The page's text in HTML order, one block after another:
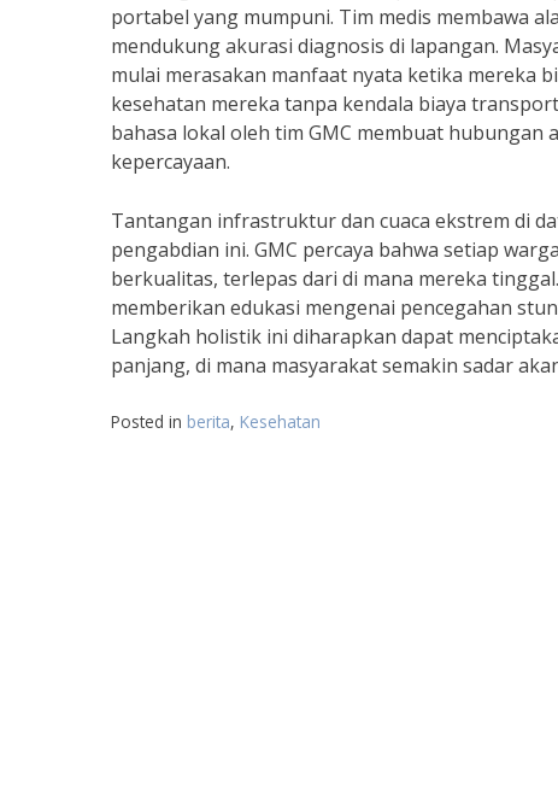
portabel yang mumpuni. Tim medis membawa
mendukung akurasi diagnosis di lapangan.
mulai merasakan manfaat nyata ketika mereka
kesehatan mereka tanpa kendala biaya
bahasa lokal oleh tim GMC membuat
kepercayaan.
Tantangan infrastruktur dan cuaca ekstrem di
pengabdian ini. GMC percaya bahwa setiap
berkualitas, terlepas dari di mana mereka
memberikan edukasi mengenai pencegahan
Langkah holistik ini diharapkan dapat
panjang, di mana masyarakat semakin sadar
Posted in berita, Kesehatan